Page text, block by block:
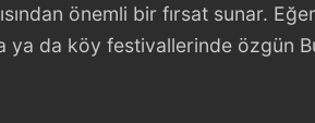
önemli bir fırsat sunar.
ya da köy festivallerinde özgün